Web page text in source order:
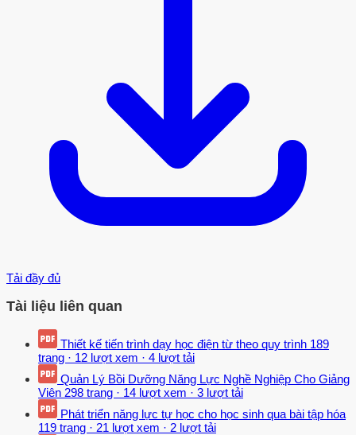
Tải đầy đủ
Tài liệu liên quan
Thiết kế tiến trình dạy học điện từ theo quy trình 189
trang · 12 lượt xem · 4 lượt tải
Quản Lý Bồi Dưỡng Năng Lực Nghề Nghiệp Cho Giảng
Viên 298 trang · 14 lượt xem · 3 lượt tải
Phát triển năng lực tự học cho học sinh qua bài tập hóa
119 trang · 21 lượt xem · 2 lượt tải